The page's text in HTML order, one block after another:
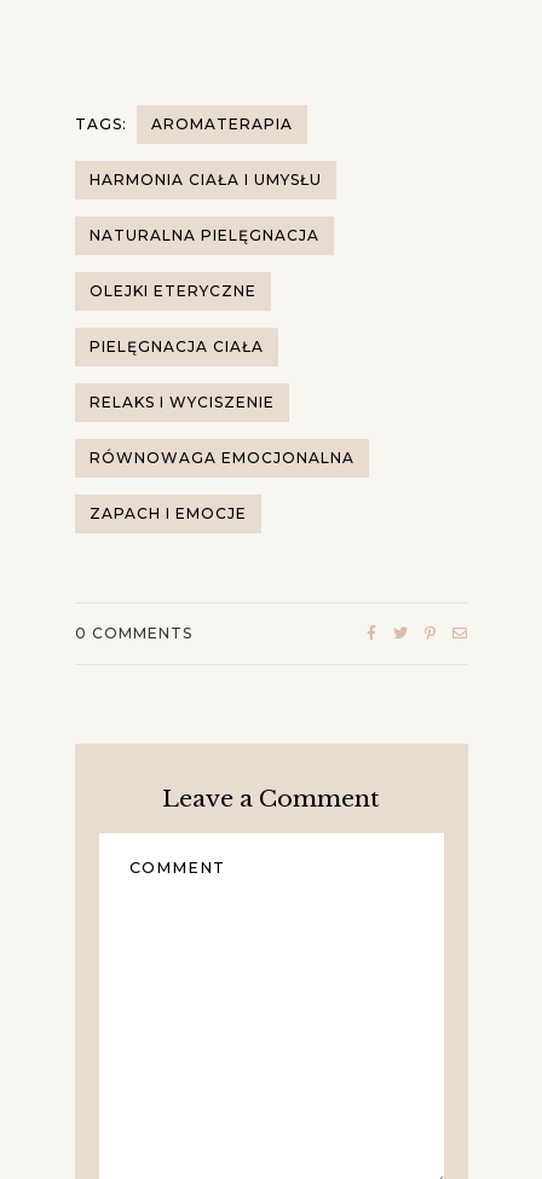
TAGS: AROMATERAPIA
HARMONIA CIAŁA I UMYSŁU
NATURALNA PIELĘGNACJA
OLEJKI ETERYCZNE
PIELĘGNACJA CIAŁA
RELAKS I WYCISZENIE
RÓWNOWAGA EMOCJONALNA
ZAPACH I EMOCJE
0 COMMENTS
Leave a Comment